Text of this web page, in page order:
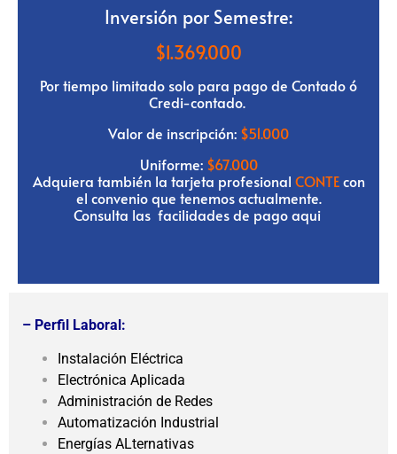
Inversión por Semestre:
$1.369.000
Por tiempo limitado solo para pago de Contado ó
Credi-contado.
Valor de inscripción: $51.000
Uniforme: $67.000
Adquiera también la tarjeta profesional CONTEcon
el convenio que tenemos actualmente.
Consulta las facilidades de pago aqui
– Perfil Laboral:
Instalación Eléctrica
Electrónica Aplicada
Administración de Redes
Automatización Industrial
Energías ALternativas